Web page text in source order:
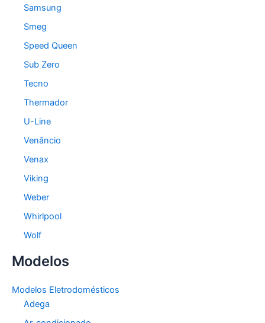
Samsung
Smeg
Speed Queen
Sub Zero
Tecno
Thermador
U-Line
Venâncio
Venax
Viking
Weber
Whirlpool
Wolf
Modelos
Modelos Eletrodomésticos
Adega